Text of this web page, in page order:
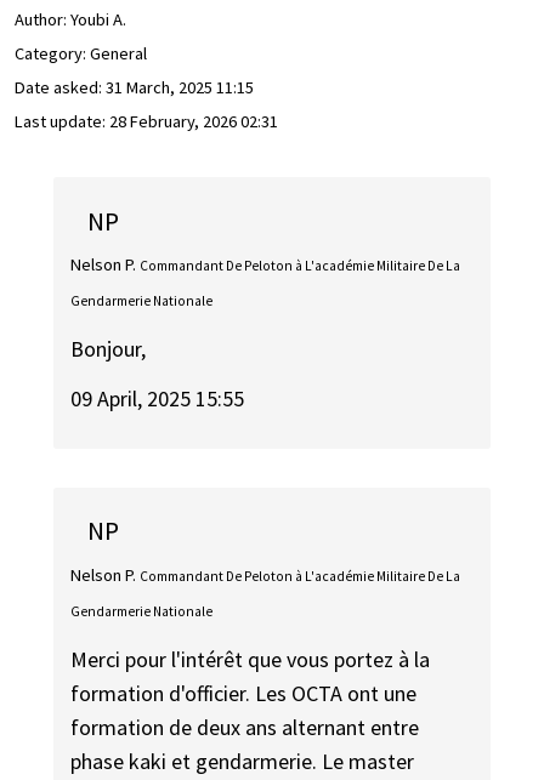
Author: Youbi A.
Category: General
Date asked: 31 March, 2025 11:15
Last update: 28 February, 2026 02:31
NP
Nelson P. Commandant De Peloton à L'académie Militaire De La
Gendarmerie Nationale
Bonjour,
09 April, 2025 15:55
NP
Nelson P. Commandant De Peloton à L'académie Militaire De La
Gendarmerie Nationale
Merci pour l'intérêt que vous portez à la
formation d'officier. Les OCTA ont une
formation de deux ans alternant entre
phase kaki et gendarmerie. Le master